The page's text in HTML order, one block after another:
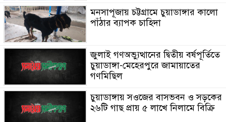
মনসাপূজায় চট্টগ্রামে চুয়াডাঙ্গার কালো
পাঁঠার ব্যাপক চাহিদা
জুলাই গণঅভ্যুত্থানের দ্বিতীয় বর্ষপূর্তিতে
চুয়াডাঙ্গা-মেহেরপুরে জামায়াতের
গণমিছিল
চুয়াডাঙ্গায় সওজের বাসভবন ও সড়কের
২৬টি গাছ প্রায় ৫ লাখে নিলামে বিক্রি